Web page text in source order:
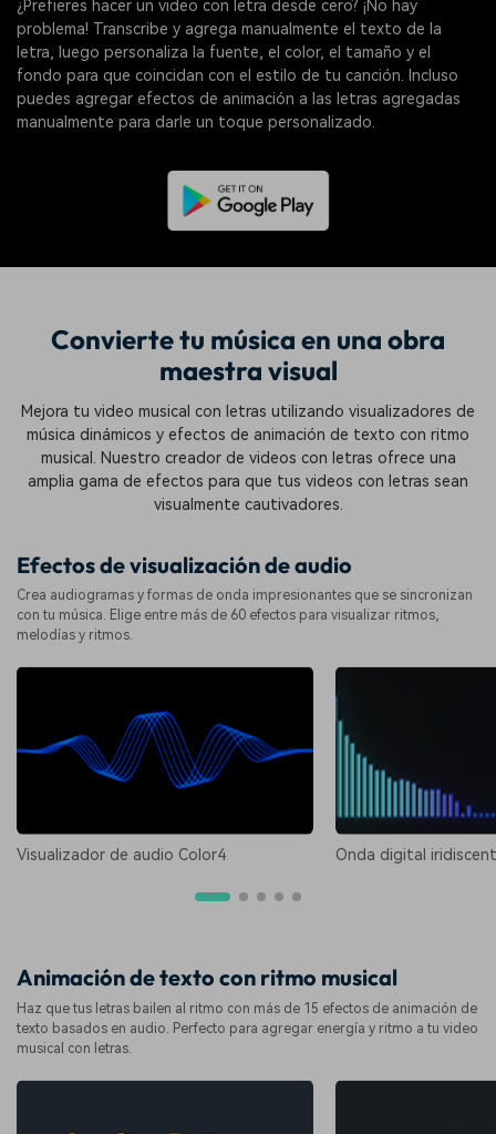
¿Prefieres hacer un video con letra desde cero? ¡No hay
problema! Transcribe y agrega manualmente el texto de la
letra, luego personaliza la fuente, el color, el tamaño y el
fondo para que coincidan con el estilo de tu canción. Incluso
puedes agregar efectos de animación a las letras agregadas
manualmente para darle un toque personalizado.
Convierte tu música en una obra
maestra visual
Mejora tu video musical con letras utilizando visualizadores de
música dinámicos y efectos de animación de texto con ritmo
musical. Nuestro creador de videos con letras ofrece una
amplia gama de efectos para que tus videos con letras sean
visualmente cautivadores.
Efectos de visualización de audio
Crea audiogramas y formas de onda impresionantes que se sincronizan
con tu música. Elige entre más de 60 efectos para visualizar ritmos,
melodías y ritmos.
Visualizador de audio Color4 Onda digital
Animación de texto con ritmo musical
Haz que tus letras bailen al ritmo con más de 15 efectos de animación de
texto basados en audio. Perfecto para agregar energía y ritmo a tu video
musical con letras.